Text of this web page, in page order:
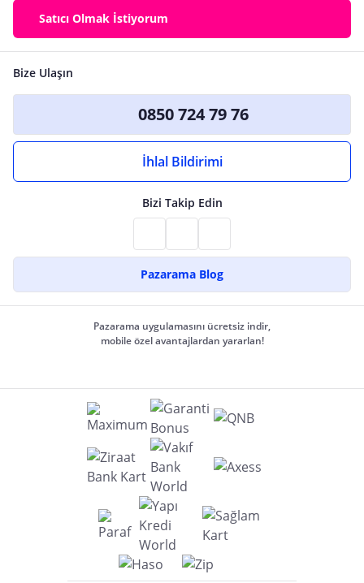
Satıcı Olmak İstiyorum
Bize Ulaşın
0850 724 79 76
İhlal Bildirimi
Bizi Takip Edin
Pazarama Blog
Pazarama uygulamasını ücretsiz indir,
mobile özel avantajlardan yararlan!